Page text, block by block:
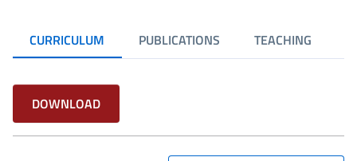
CURRICULUM PUBLICATIONS TEACHING
DOWNLOAD